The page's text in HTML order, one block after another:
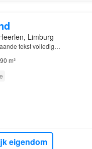
Limburg
tekst volledig…
90 m²
eigendom